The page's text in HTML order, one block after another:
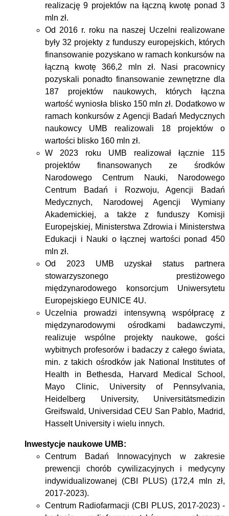
realizację 9 projektów na łączną kwotę ponad 3
mln zł.
Od 2016 r. roku na naszej Uczelni realizowane
były 32 projekty z funduszy europejskich, których
finansowanie pozyskano w ramach konkursów na
łączną kwotę 366,2 mln zł. Nasi pracownicy
pozyskali ponadto finansowanie zewnętrzne dla
187 projektów naukowych, których łączna
wartość wyniosła blisko 150 mln zł. Dodatkowo w
ramach konkursów z Agencji Badań Medycznych
naukowcy UMB realizowali 18 projektów o
wartości blisko 160 mln zł.
W 2023 roku UMB realizował łącznie 115
projektów finansowanych ze środków
Narodowego Centrum Nauki, Narodowego
Centrum Badań i Rozwoju, Agencji Badań
Medycznych, Narodowej Agencji Wymiany
Akademickiej, a także z funduszy Komisji
Europejskiej, Ministerstwa Zdrowia i Ministerstwa
Edukacji i Nauki o łącznej wartości ponad 450
mln zł.
Od 2023 UMB uzyskał status partnera
stowarzyszonego prestiżowego
międzynarodowego konsorcjum Uniwersytetu
Europejskiego EUNICE 4U.
Uczelnia prowadzi intensywną współpracę z
międzynarodowymi ośrodkami badawczymi,
realizuje wspólne projekty naukowe, gości
wybitnych profesorów i badaczy z całego świata,
min. z takich ośrodków jak National Institutes of
Health in Bethesda, Harvard Medical School,
Mayo Clinic, University of Pennsylvania,
Heidelberg University, Universitätsmedizin
Greifswald, Universidad CEU San Pablo, Madrid,
Hasselt University i wielu innych.
Inwestycje naukowe UMB:
Centrum Badań Innowacyjnych w zakresie
prewencji chorób cywilizacyjnych i medycyny
indywidualizowanej (CBI PLUS) (172,4 mln zł,
2017-2023).
Centrum Radiofarmacji (CBI PLUS, 2017-2023) -